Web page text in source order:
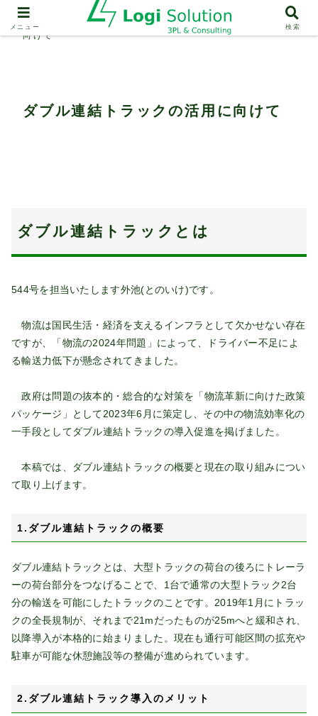
業界動向
ダブル連結トラックの活用に
向けて
ダブル連結トラックの活用に向けて
ダブル連結トラックとは
544号を担当いたします外池(とのいけ)です。
物流は国民生活・経済を支えるインフラとして欠かせない存在
ですが、「物流の2024年問題」によって、ドライバー不足によ
る輸送力低下が懸念されてきました。
政府は問題の抜本的・総合的な対策を「物流革新に向けた政策
パッケージ」として2023年6月に策定し、その中の物流効率化の
一手段としてダブル連結トラックの導入促進を掲げました。
本稿では、ダブル連結トラックの概要と現在の取り組みについ
て取り上げます。
1.ダブル連結トラックの概要
ダブル連結トラックとは、大型トラックの荷台の後ろにトレーラ
ーの荷台部分をつなげることで、1台で通常の大型トラック2台
分の輸送を可能にしたトラックのことです。2019年1月にトラッ
クの全長規制が、それまで21mだったものが25mへと緩和され、
以降導入が本格的に始まりました。現在も通行可能区間の拡充や
駐車が可能な休憩施設等の整備が進められています。
2.ダブル連結トラック導入のメリット
メニュー 検索